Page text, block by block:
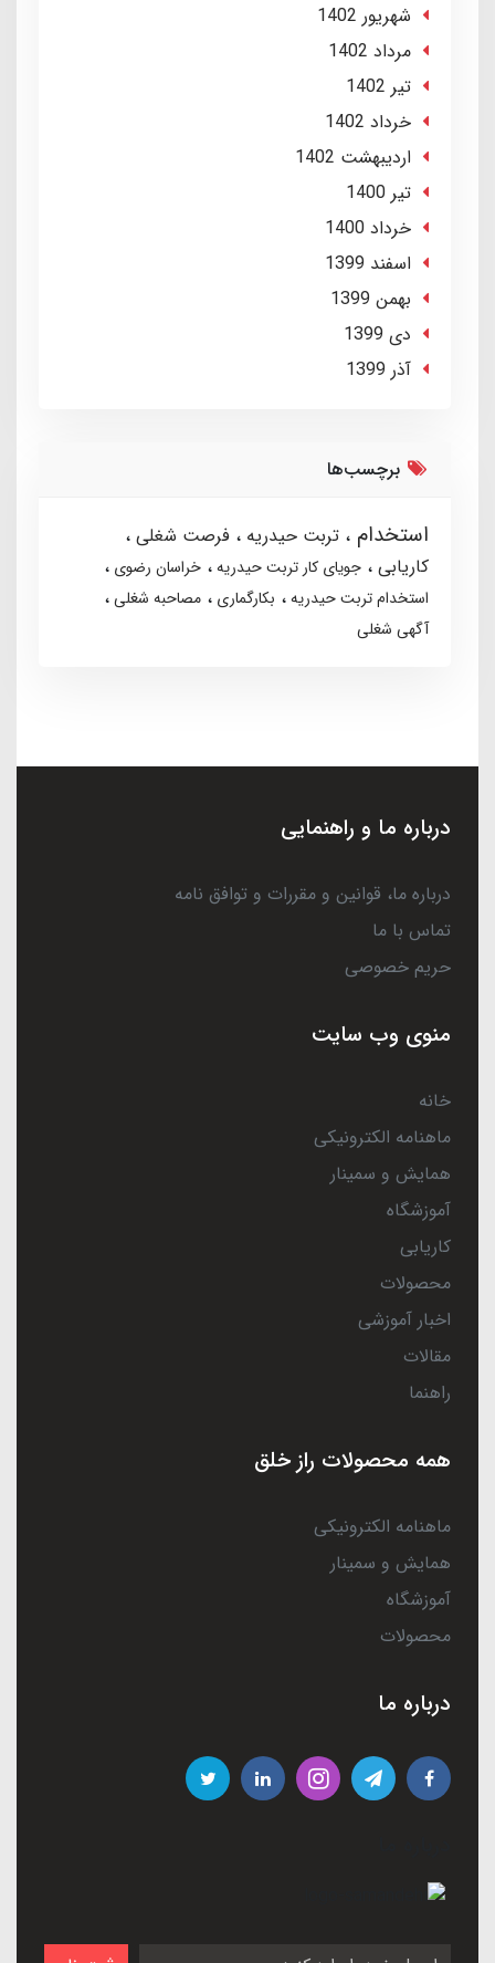
شهریور 1402
مرداد 1402
تير 1402
خرداد 1402
ارديبهشت 1402
تير 1400
خرداد 1400
اسفند 1399
بهمن 1399
دی 1399
آذر 1399
برچسب‌ها
استخدام تربت حیدریه
فرصت شغلی
کاریابی
جویای کار تربت حیدریه
خراسان رضوی
استخدام تربت حیدریه
بکارگماری
مصاحبه شغلی
آگهی شغلی
درباره ما و راهنمایی
درباره ما، قوانین و مقررات و توافق نامه
تماس با ما
حریم خصوصی
منوی وب سایت
خانه
ماهنامه الکترونیکی
همایش و سمینار
آموزشگاه
کاریابی
محصولات
اخبار آموزشی
مقالات
راهنما
همه محصولات راز خلق
ماهنامه الکترونیکی
همایش و سمینار
آموزشگاه
محصولات
درباره ما